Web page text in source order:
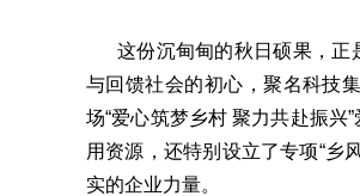
这份沉甸甸的秋日硕果，正
与回馈社会的初心，聚名科技
场“爱心筑梦乡村 聚力共赴振兴
用资源，还特别设立了专项“乡
实的企业力量。